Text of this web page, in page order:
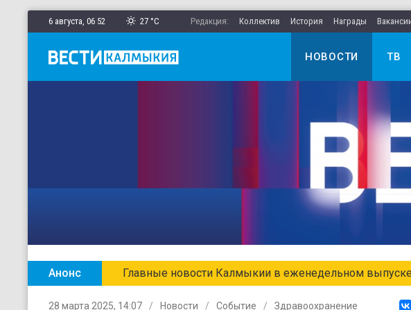
6 августа, 06 52 27 °C Редакция: Коллектив История Награды
НОВОСТИ ТВ
Анонс Главные новости Калмыкии в еженедельном
28 марта 2025, 14:07 Новости Событие Здравоохранение